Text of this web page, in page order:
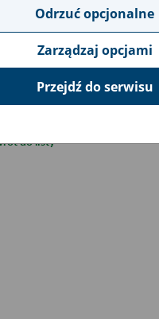
7 sierpnia 2020 r. od
dnia następnego mogą
portalu Platformy Usług
jego funkcji.
do listy
Odrzuć opcjonalne
Zarządzaj opcjami
Przejdź do serwisu